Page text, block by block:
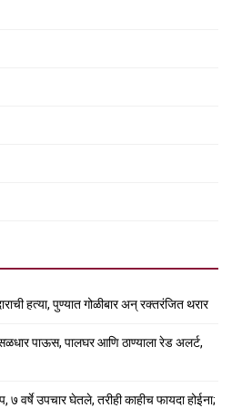
हत्या, पुण्यात गोळीबार अन् रक्तरंजित थरार
पाऊस, पालघर आणि ठाण्याला रेड अलर्ट,
वर्षे उपचार घेतले, तरीही काहीच फायदा होईना;